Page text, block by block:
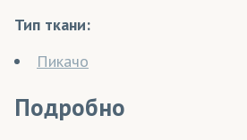
Тип ткани:
Пикачо
Подробно